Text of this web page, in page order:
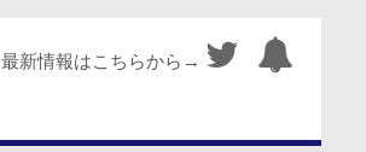
最新情報はこちらから→